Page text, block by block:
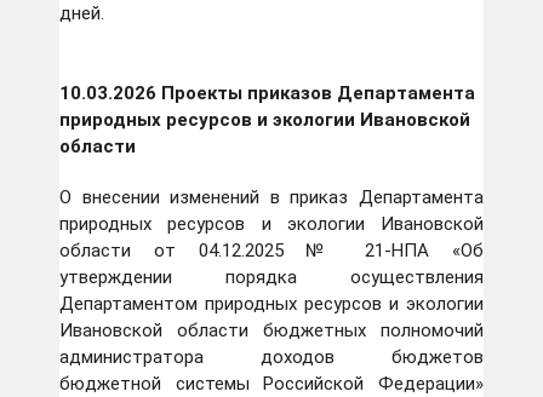
дней.
10.03.2026 Проекты приказов Департамента
природных ресурсов и экологии Ивановской
области
О внесении изменений в приказ Департамента
природных ресурсов и экологии Ивановской
области от 04.12.2025 № 21-НПА «Об
утверждении порядка осуществления
Департаментом природных ресурсов и экологии
Ивановской области бюджетных полномочий
администратора доходов бюджетов
бюджетной системы Российской Федерации»